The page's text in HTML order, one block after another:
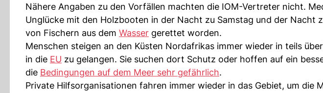
Nähere Angaben zu den Vorfällen machten die IOM-Vertreter nicht.
Unglücke mit den Holzbooten in der Nacht zu Samstag und der Nacht
von Fischern aus dem Wasser gerettet worden.
Menschen steigen an den Küsten Nordafrikas immer wieder in teils
in die EU zu gelangen. Sie suchen dort Schutz oder hoffen auf ein
die Bedingungen auf dem Meer sehr gefährlich.
Private Hilfsorganisationen fahren immer wieder in das Gebiet, um die